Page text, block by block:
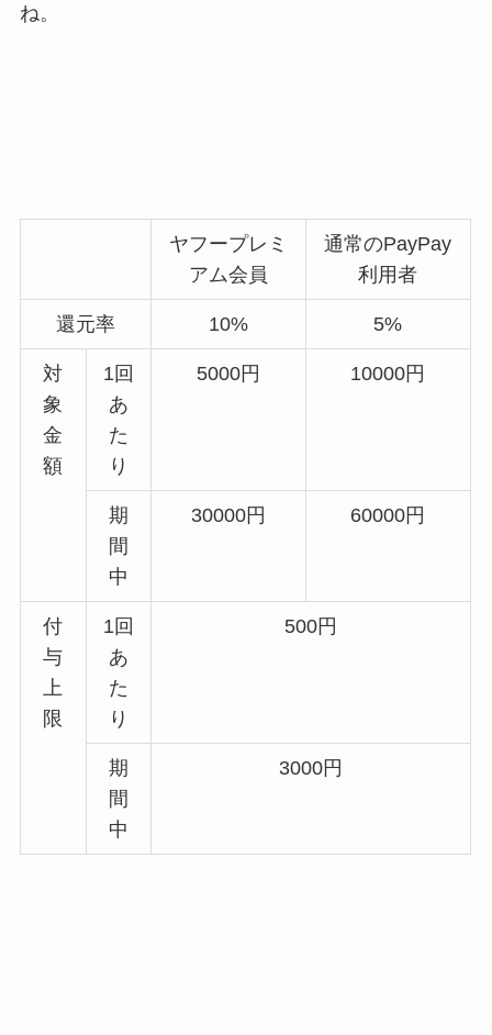
ね。
ヤフープレミ
アム会員
通常のPayPay
利用者
還元率 10% 5%
対
象
金
額
1回
あ
た
り
5000円 10000円
期
間
中
30000円 60000円
付
与
上
限
1回
あ
た
り
500円
期
間
中
3000円